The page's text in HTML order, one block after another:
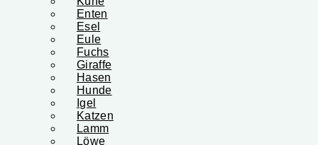
Enten
Esel
Eule
Fuchs
Giraffe
Hasen
Hunde
Igel
Katzen
Lamm
Löwe